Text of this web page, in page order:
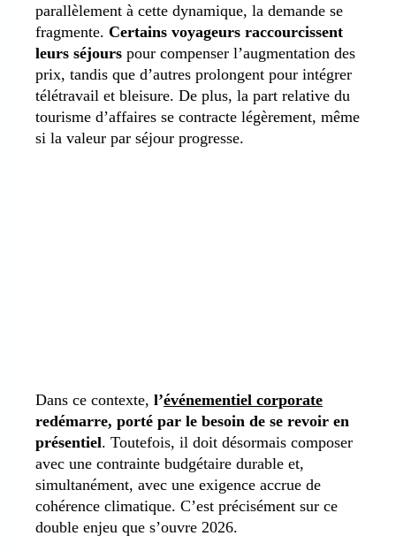
parallèlement à cette dynamique, la demande se
fragmente. Certains voyageurs raccourcissent
leurs séjours pour compenser l’augmentation des
prix, tandis que d’autres prolongent pour intégrer
télétravail et bleisure. De plus, la part relative du
tourisme d’affaires se contracte légèrement, même
si la valeur par séjour progresse.
Dans ce contexte, l’événementiel corporate
redémarre, porté par le besoin de se revoir en
présentiel. Toutefois, il doit désormais composer
avec une contrainte budgétaire durable et,
simultanément, avec une exigence accrue de
cohérence climatique. C’est précisément sur ce
double enjeu que s’ouvre 2026.